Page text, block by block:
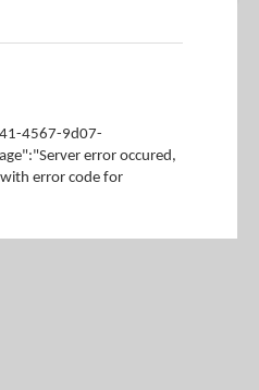
4567-9d07-
error occured,
error code for